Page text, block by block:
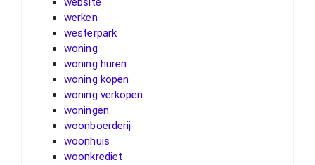
werken
westerpark
woning
woning huren
woning kopen
woning verkopen
woningen
woonboerderij
woonhuis
woonkrediet